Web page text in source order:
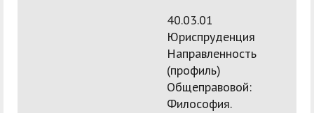
40.03.01
Юриспруденция
Направленность
(профиль)
Общеправовой:
Философия.